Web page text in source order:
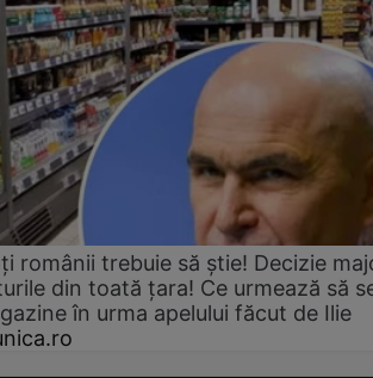
românii trebuie să știe! Decizie
din toată țara! Ce urmează să
în urma apelului făcut de Ilie